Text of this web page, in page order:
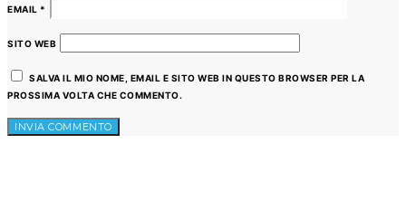
EMAIL *
SITO WEB
SALVA IL MIO NOME, EMAIL E SITO WEB IN QUESTO BROWSER PER LA
PROSSIMA VOLTA CHE COMMENTO.